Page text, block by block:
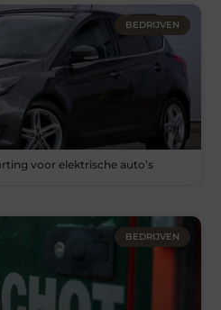
BEDRIJVEN
voor elektrische auto’s
BEDRIJVEN